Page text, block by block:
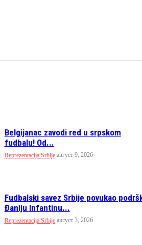
Belgijanac zavodi red u srpskom
fudbalu! Od...
Reprezentacija Srbije август 9, 2026
Fudbalski savez Srbije povukao
Đaniju Infantinu...
Reprezentacija Srbije август 3, 2026